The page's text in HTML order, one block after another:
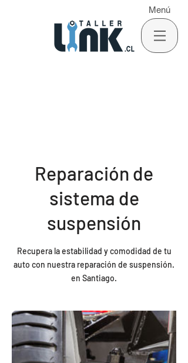
Menú
Reparación de
sistema de
suspensión
Recupera la estabilidad y comodidad de tu
auto con nuestra reparación de suspensión.
en Santiago.